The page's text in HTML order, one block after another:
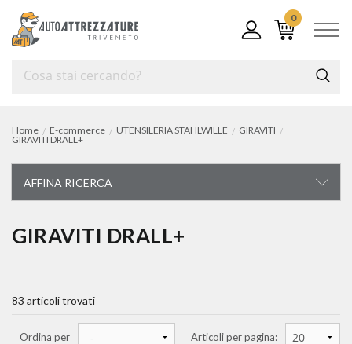
0
Home E-commerce UTENSILERIA STAHLWILLE
GIRAVITI
GIRAVITI DRALL+
AFFINA RICERCA
UTENSILERIA STAHLWILLE
chiavi di manovra
chiavi a bussola
GIRAVITI DRALL+
83 articoli trovati
Ordina per Articoli per pagina: